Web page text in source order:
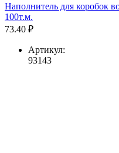
Наполнитель для коробок
100т.м.
73.40 ₽
Артикул:
93143